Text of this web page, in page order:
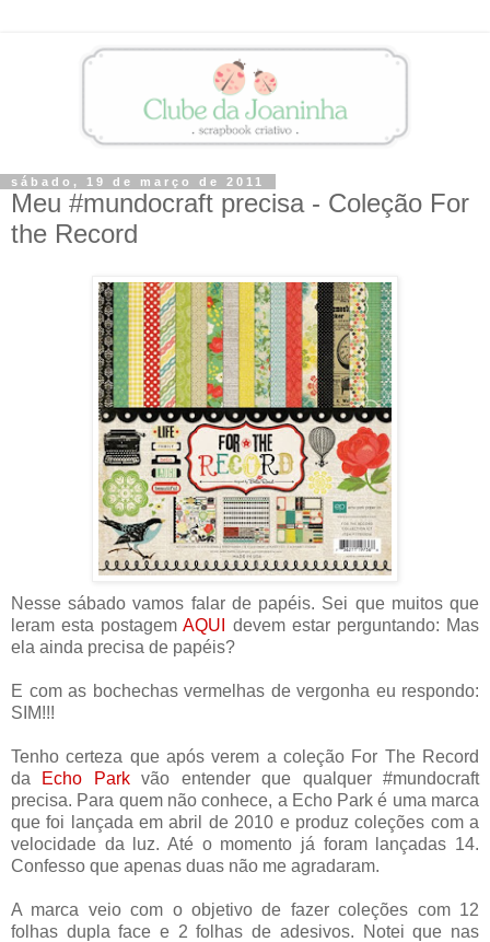
sábado, 19 de março de 2011
Meu #mundocraft precisa - Coleção For
the Record
Nesse sábado vamos falar de papéis. Sei que muitos que
leram esta postagemAQUI
devem estar perguntando: Mas
ela ainda precisa de papéis?
E com as bochechas vermelhas de vergonha eu respondo:
SIM!!!
Tenho certeza que após verem a coleção For The Record
da Echo Parkvão entender que qualquer #mundocraft
precisa. Para quem não conhece, a Echo Park é uma marca
que foi lançada em abril de 2010 e produz coleções com a
velocidade da luz. Até o momento já foram lançadas 14.
Confesso que apenas duas não me agradaram.
A marca veio com o objetivo de fazer coleções com 12
folhas dupla face e 2 folhas de adesivos. Notei que nas